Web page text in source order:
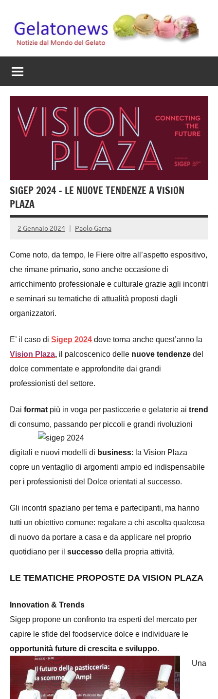
contenuto
Gelato
News
mondo
del
artigianale
SIGEP 2024 – LE NUOVE TENDENZE A VISION
PLAZA
2 Gennaio 2024 Paolo Garna
Come noto, da tempo, le Fiere oltre all’aspetto espositivo,
che rimane primario, sono anche occasione di
arricchimento professionale e culturale grazie agli incontri
e seminari su tematiche di attualità proposti dagli
organizzatori.
E’ il caso di Sigep 2024 dove torna anche quest’anno la
Vision Plaza, il palcoscenico delle nuove tendenze del
dolce commentate e approfondite dai grandi
professionisti del settore.
Dai format più in voga per pasticcerie e gelaterie ai trend
di consumo, passando per piccoli e grandi rivoluzioni
digitali e nuovi modelli di business: la Vision Plaza
copre un ventaglio di argomenti ampio ed indispensabile
per i professionisti del Dolce orientati al successo.
Gli incontri spaziano per tema e partecipanti, ma hanno
tutti un obiettivo comune: regalare a chi ascolta qualcosa
di nuovo da portare a casa e da applicare nel proprio
quotidiano per il successo della propria attività.
LE TEMATICHE PROPOSTE DA VISION PLAZA
Innovation & Trends
Sigep propone un confronto tra esperti del mercato per
capire le sfide del foodservice dolce e individuare le
opportunità future di crescita e sviluppo.
Una